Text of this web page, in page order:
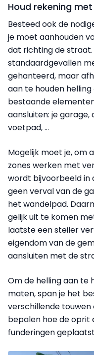
Houd rekening
Besteed ook de
je moet aanhouden
dat richting de
standaardgevallen
gehanteerd, maar
aan te houden
bestaande
aansluiten: je
voetpad, ...
Mogelijk moet je, om
zones werken met
wordt bijvoorbeeld in
geen verval van de
het wandelpad.
gelijk uit te komen
laatste een steiler
eigendom van de
aansluiten met de
Om de helling aan te
maten, span je het
verschillende
bepalen hoe de oprit
funderingen